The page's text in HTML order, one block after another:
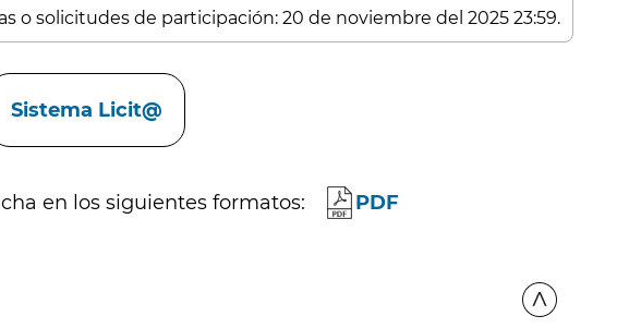
o solicitudes de participación: 20 de noviembre del 2025 23:59.
Sistema Licit@
en los siguientes formatos: PDF